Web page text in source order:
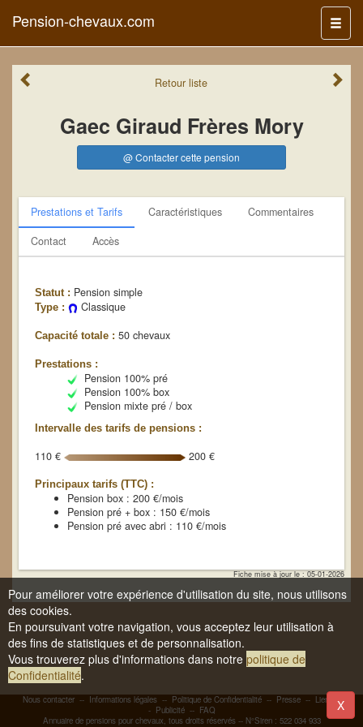
Menu
Pension-chevaux.com
Retourliste
Gaec Giraud Frères Mory
@ Contacter cette pension
Prestations et Tarifs Caractéristiques
Commentaires
Contact
Accès
Statut : Pension simple
Type : Classique
Capacité totale : 50 chevaux
Prestations :
Pension 100% pré
Pension 100% box
Pension mixte pré / box
Intervalle des tarifs de pensions :
110 € 200 €
Principaux tarifs (TTC) :
Pension box : 200 €/mois
Pension pré + box : 150 €/mois
Pension pré avec abri : 110 €/mois
Fiche mise à jour le : 05-01-2026
Nous contacter -- Informations légales -- Politique de Confidentialité -- Presse -- Liens
-
- Publicité-- FAQ
Annuaire de pensions pour chevaux, tous droits réservés -- N°Siren : 522 034 933
Pour améliorer votre expérience d'utilisation du site, nous utilisons
des cookies.
En poursuivant votre navigation, vous acceptez leur utilisation à
des fins de statistiques et de personnalisation.
Vous trouverez plus d'informations dans notre politique de
Confidentialité.
X